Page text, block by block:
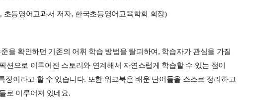
등영어교과서 저자, 한국초등영어교육학회 회장)
을 확인하던 기존의 어휘 학습 방법을 탈피하여, 학습자가 관심을 가질
션으로 이루어진 스토리와 연계해서 자연스럽게 학습할 수 있는 점이
징이라고 할 수 있습니다. 또한 워크북은 배운 단어들을 스스로 정리하고
로 이루어져 있네요.